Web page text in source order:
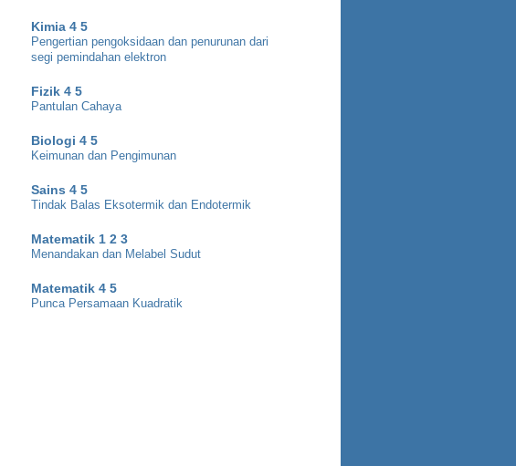
Kimia 4 5
Pengertian pengoksidaan dan penurunan dari
segi pemindahan elektron
Fizik 4 5
Pantulan Cahaya
Biologi 4 5
Keimunan dan Pengimunan
Sains 4 5
Tindak Balas Eksotermik dan Endotermik
Matematik 1 2 3
Menandakan dan Melabel Sudut
Matematik 4 5
Punca Persamaan Kuadratik